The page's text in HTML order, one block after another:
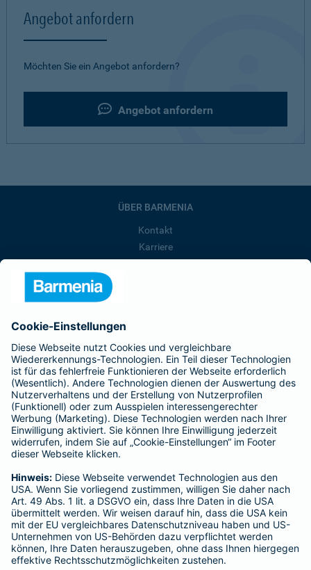
Angebot anfordern
Möchten Sie ein Angebot anfordern?
Angebot anfordern
ÜBER BARMENIA
Kontakt
Karriere
Presse
Barmenia ist Teil der BarmeniaGothaer
BELIEBTE SEITEN
Kranken-Zusatzversicherung
Tierversicherungen
Haftpflichtversicherung
Hausratversicherung
Adresse ändern
Schaden melden
Kilometerstandsmeldung
Serviceübersicht